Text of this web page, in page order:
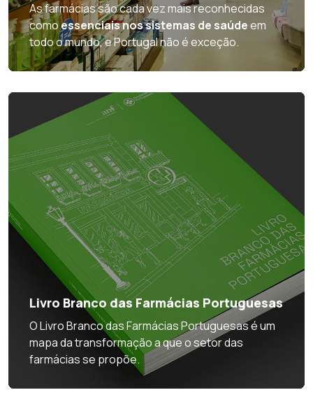
As farmácias são cada vez mais reconhecidas
comoessenciais nos sistemas de saúdeem
todo o mundo, e Portugal não é exceção.
Livro Branco das Farmácias Portuguesas
O Livro Branco das Farmácias Portuguesas é um
mapa da transformação a que o setor das
farmácias se propõe.